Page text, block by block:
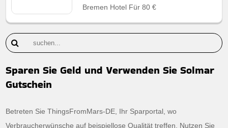
Bremen Hotel Für 80 €
Sparen Sie Geld und Verwenden Sie Solmar
Gutschein
Betreten Sie ThingsFromMars-DE, Ihr Sparportal, wo
Verbraucherwünsche auf beispiellose Qualität treffen. Nutzen Sie